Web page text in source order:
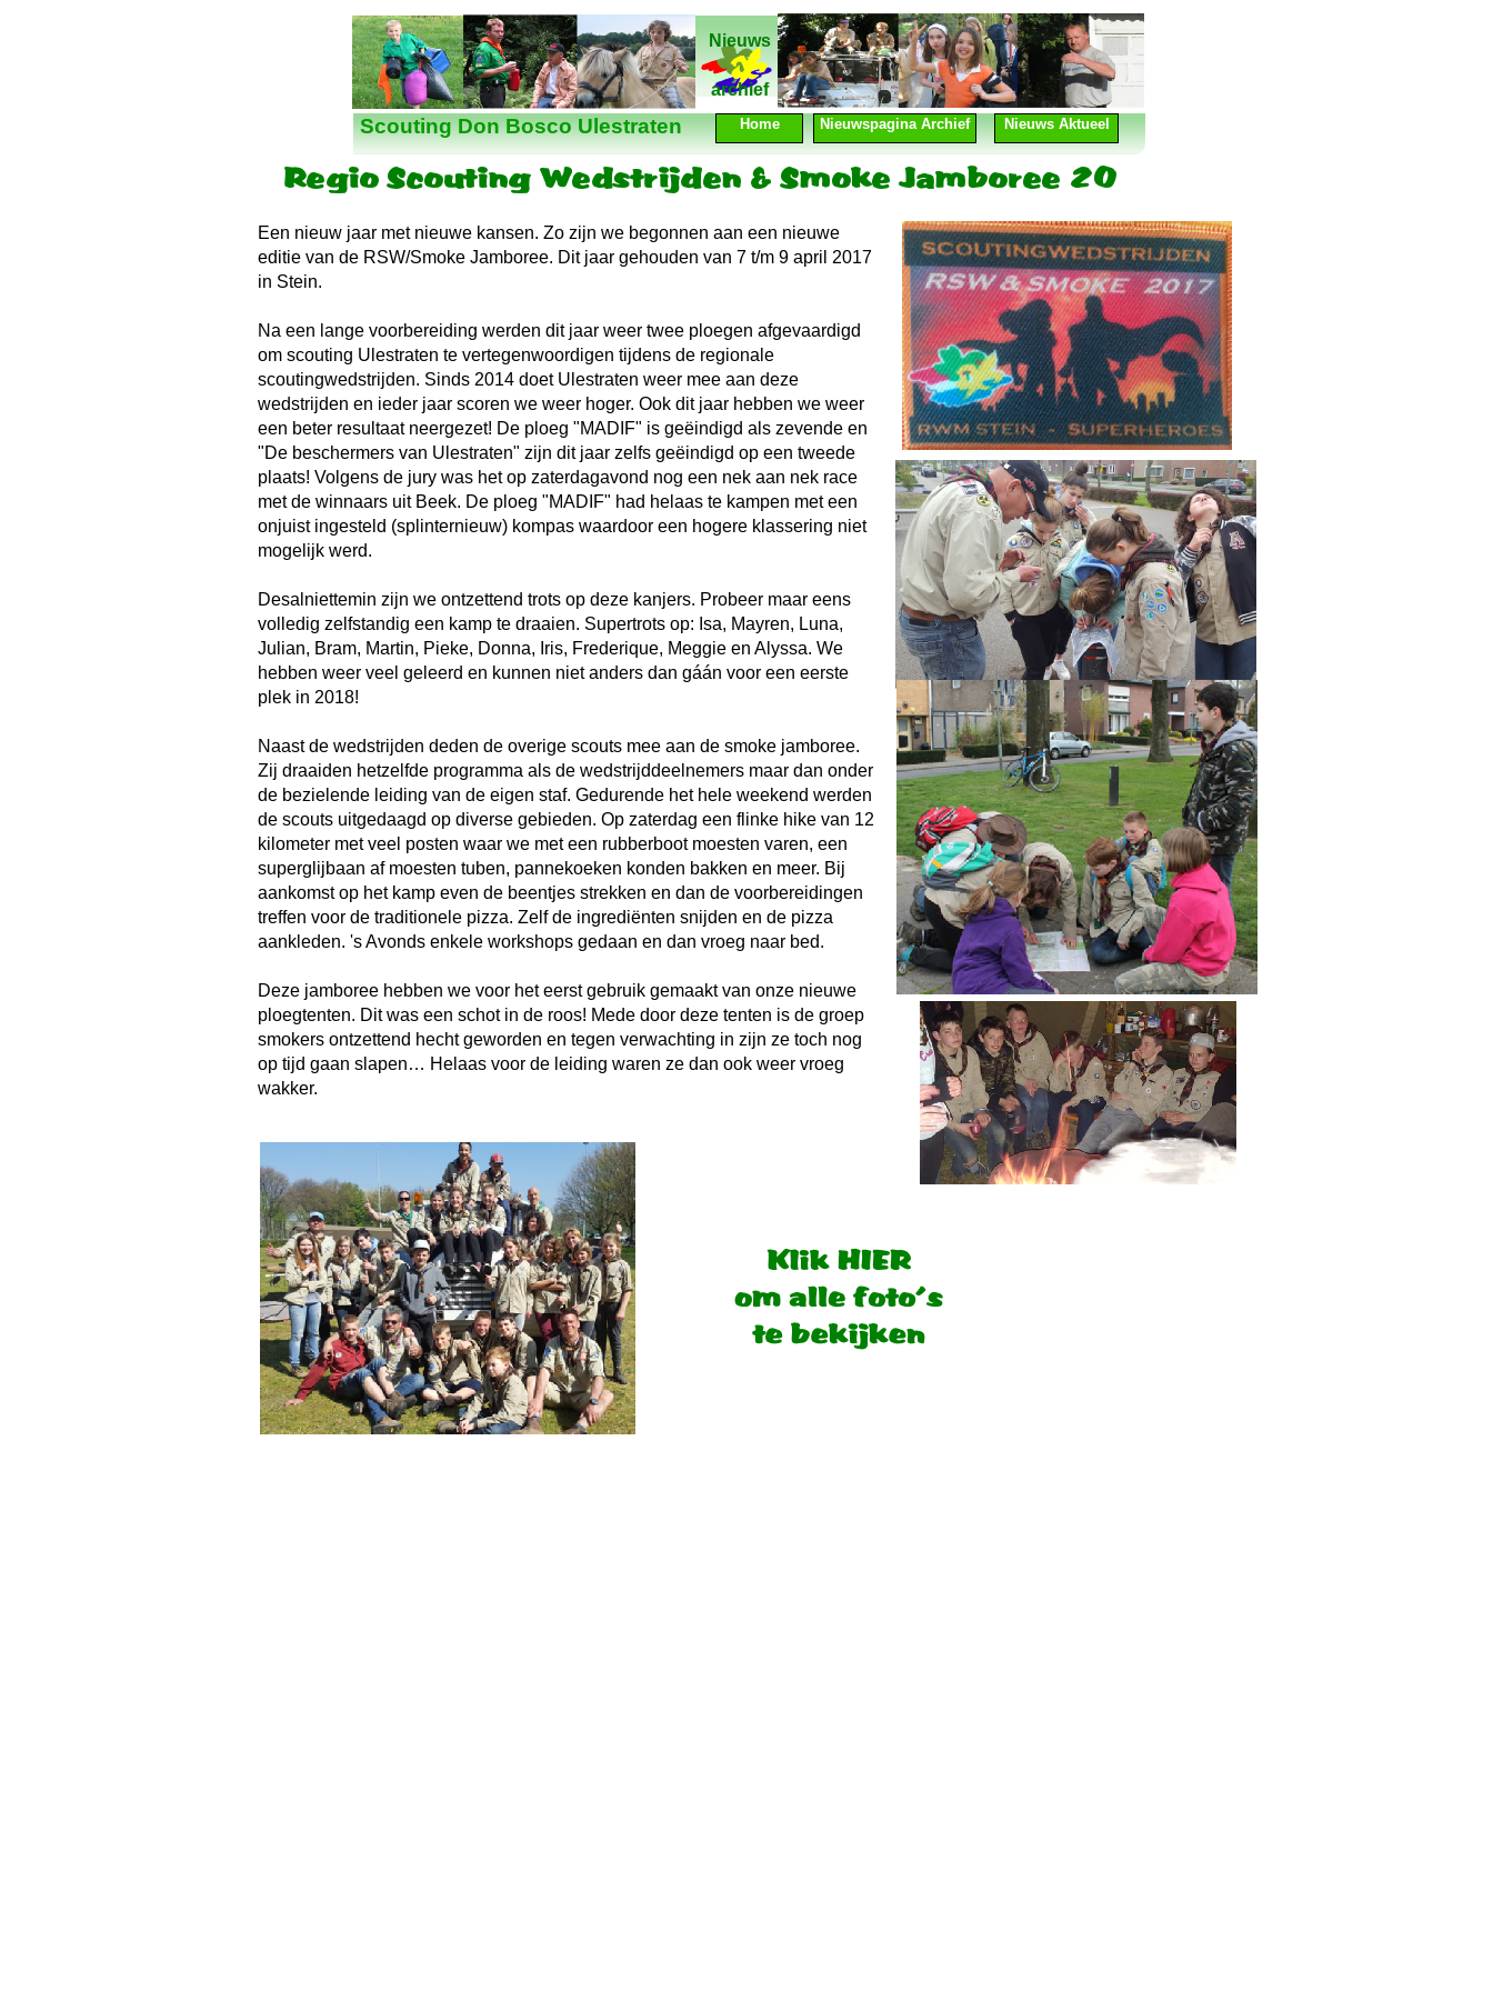
Nieuws Nieuws
archief
Scouting Don Bosco Ulestraten Nieuwspagina Archief
Home Nieuws Aktueel
Een nieuw jaar met nieuwe kansen. Zo zijn we begonnen aan een nieuwe
editie van de RSW/Smoke Jamboree. Dit jaar gehouden van 7 t/m 9 april 2017
in Stein.
Na een lange voorbereiding werden dit jaar weer twee ploegen afgevaardigd
om scouting Ulestraten te vertegenwoordigen tijdens de regionale
scoutingwedstrijden. Sinds 2014 doet Ulestraten weer mee aan deze
wedstrijden en ieder jaar scoren we weer hoger. Ook dit jaar hebben we weer
een beter resultaat neergezet! De ploeg "MADIF" is geëindigd als zevende en
"De beschermers van Ulestraten" zijn dit jaar zelfs geëindigd op een tweede
plaats! Volgens de jury was het op zaterdagavond nog een nek aan nek race
met de winnaars uit Beek. De ploeg "MADIF" had helaas te kampen met een
onjuist ingesteld (splinternieuw) kompas waardoor een hogere klassering niet
mogelijk werd.
Desalniettemin zijn we ontzettend trots op deze kanjers. Probeer maar eens
volledig zelfstandig een kamp te draaien. Supertrots op: Isa, Mayren, Luna,
Julian, Bram, Martin, Pieke, Donna, Iris, Frederique, Meggie en Alyssa. We
hebben weer veel geleerd en kunnen niet anders dan gáán voor een eerste
plek in 2018!
Naast de wedstrijden deden de overige scouts mee aan de smoke jamboree.
Zij draaiden hetzelfde programma als de wedstrijddeelnemers maar dan onder
de bezielende leiding van de eigen staf. Gedurende het hele weekend werden
de scouts uitgedaagd op diverse gebieden. Op zaterdag een flinke hike van 12
kilometer met veel posten waar we met een rubberboot moesten varen, een
superglijbaan af moesten tuben, pannekoeken konden bakken en meer. Bij
aankomst op het kamp even de beentjes strekken en dan de voorbereidingen
treffen voor de traditionele pizza. Zelf de ingrediënten snijden en de pizza
aankleden. 's Avonds enkele workshops gedaan en dan vroeg naar bed.
Deze jamboree hebben we voor het eerst gebruik gemaakt van onze nieuwe
ploegtenten. Dit was een schot in de roos! Mede door deze tenten is de groep
smokers ontzettend hecht geworden en tegen verwachting in zijn ze toch nog
op tijd gaan slapen… Helaas voor de leiding waren ze dan ook weer vroeg
wakker.